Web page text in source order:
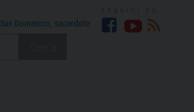
San Domenico, sacerdote